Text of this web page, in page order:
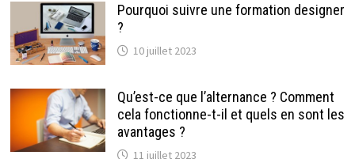
Pourquoi suivre une formation designer
?
10 juillet 2023
Qu’est-ce que l’alternance ? Comment
cela fonctionne-t-il et quels en sont les
avantages ?
11 juillet 2023